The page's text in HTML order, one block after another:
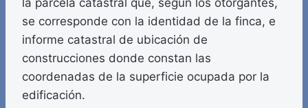
la parcela catastral que, según los otorgantes,
se corresponde con la identidad de la finca, e
informe catastral de ubicación de
construcciones donde constan las
coordenadas de la superficie ocupada por la
edificación.